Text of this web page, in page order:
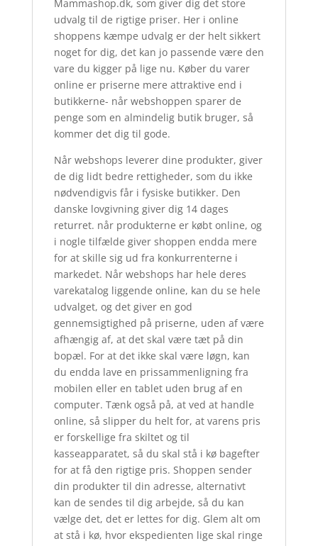
Mammashop.dk, som giver dig det store
udvalg til de rigtige priser. Her i online
shoppens kæmpe udvalg er der helt sikkert
noget for dig, det kan jo passende være den
vare du kigger på lige nu. Køber du varer
online er priserne mere attraktive end i
butikkerne- når webshoppen sparer de
penge som en almindelig butik bruger, så
kommer det dig til gode.
Når webshops leverer dine produkter, giver
de dig lidt bedre rettigheder, som du ikke
nødvendigvis får i fysiske butikker. Den
danske lovgivning giver dig 14 dages
returret. når produkterne er købt online, og
i nogle tilfælde giver shoppen endda mere
for at skille sig ud fra konkurrenterne i
markedet. Når webshops har hele deres
varekatalog liggende online, kan du se hele
udvalget, og det giver en god
gennemsigtighed på priserne, uden af være
afhængig af, at det skal være tæt på din
bopæl. For at det ikke skal være løgn, kan
du endda lave en prissammenligning fra
mobilen eller en tablet uden brug af en
computer. Tænk også på, at ved at handle
online, så slipper du helt for, at varens pris
er forskellige fra skiltet og til
kasseapparatet, så du skal stå i kø bagefter
for at få den rigtige pris. Shoppen sender
din produkter til din adresse, alternativt
kan de sendes til dig arbejde, så du kan
vælge det, det er lettes for dig. Glem alt om
at stå i kø, hvor ekspedienten lige skal ringe